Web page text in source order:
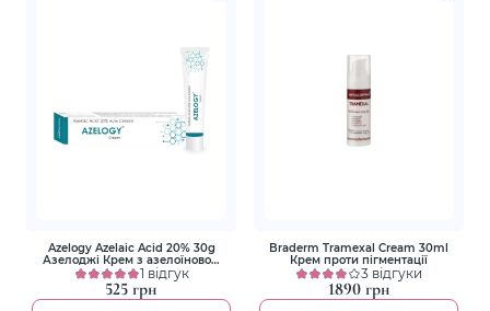
Azelogy Azelaic Acid 20% 30g
Азелоджі Крем з азелоїновою
кислотою 20%
1 відгук
525 грн
Braderm Tramexal Cream 30ml
Крем проти пігментації
3 відгуки
1890 грн